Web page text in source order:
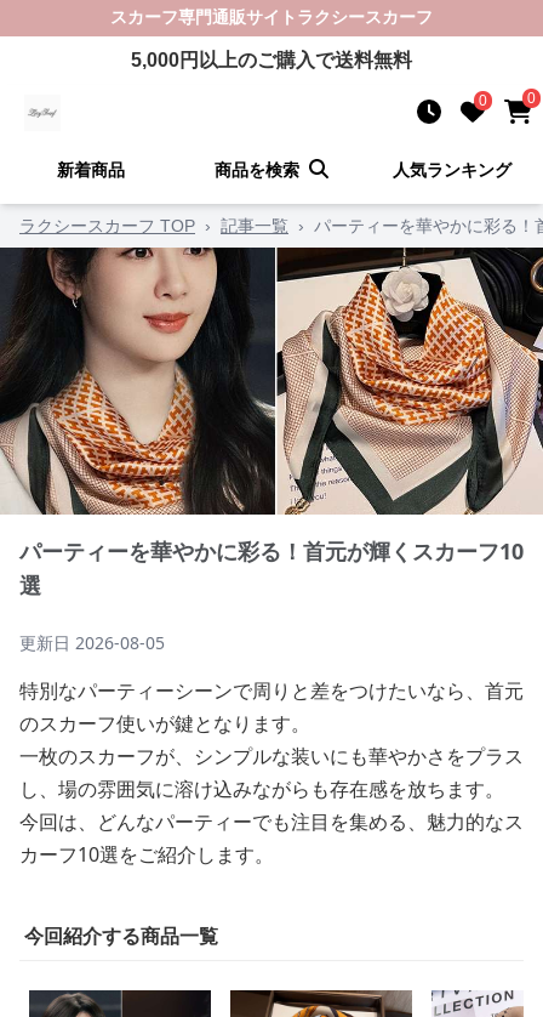
スカーフ専門通販サイト ラクシースカーフ
5,000円以上のご購入で送料無料
0 0
新着商品 商品を検索 人気ランキング
ラクシースカーフ TOP › 記事一覧 › パーティーを華やかに彩る！
パーティーを華やかに彩る！首元が輝くスカーフ10
選
更新日 2026-08-05
特別なパーティーシーンで周りと差をつけたいなら、首元
のスカーフ使いが鍵となります。
一枚のスカーフが、シンプルな装いにも華やかさをプラス
し、場の雰囲気に溶け込みながらも存在感を放ちます。
今回は、どんなパーティーでも注目を集める、魅力的なス
カーフ10選をご紹介します。
今回紹介する商品一覧